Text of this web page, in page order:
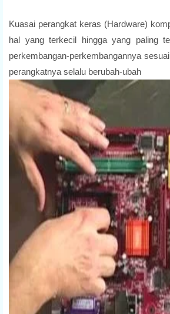
Kuasai perangkat keras (Hardware)
hal yang terkecil hingga yang paling
perkembangan-perkembangannya
perangkatnya selalu berubah-ubah